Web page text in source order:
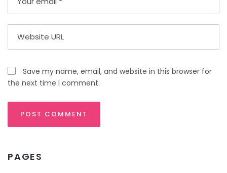
Save my name, email, and website in this browser for
the next time I comment.
PAGES